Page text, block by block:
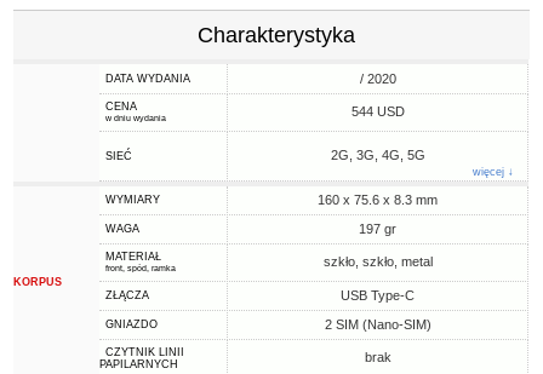
Charakterystyka
DATA WYDANIA / 2020
CENA
w dniu wydania 544 USD
SIEĆ 2G, 3G, 4G, 5G
więcej ↓
KORPUS
WYMIARY 160 x 75.6 x 8.3 mm
WAGA 197 gr
MATERIAŁ
front, spód, ramka szkło, szkło, metal
ZŁĄCZA USB Type-C
GNIAZDO 2 SIM (Nano-SIM)
CZYTNIK LINII
PAPILARNYCH
brak